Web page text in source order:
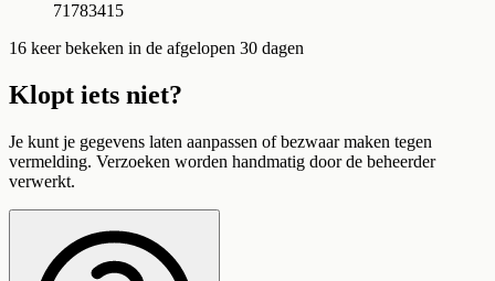
71783415
16 keer bekeken in de afgelopen 30 dagen
Klopt iets niet?
Je kunt je gegevens laten aanpassen of bezwaar maken tegen
vermelding. Verzoeken worden handmatig door de beheerder
verwerkt.